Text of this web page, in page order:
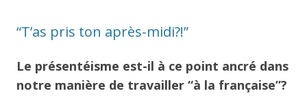
“T’as pris ton après-midi?!”
Le présentéisme est-il à ce point ancré dans
notre manière de travailler “à la française”?